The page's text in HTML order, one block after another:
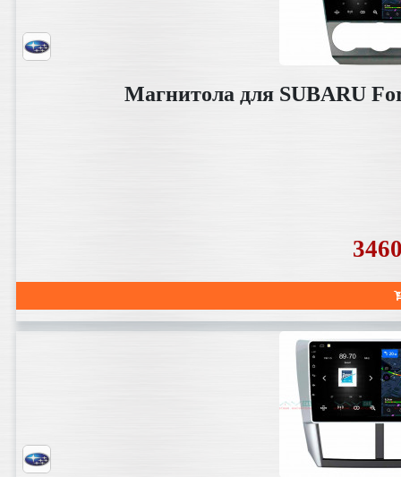
Магнитола для SUBARU